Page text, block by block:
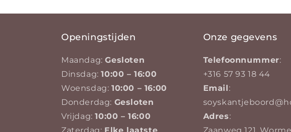
Openingstijden
Maandag:Gesloten
Dinsdag:10:00 – 16:00
Woensdag: 10:00 – 16:00
Donderdag: Gesloten
Vrijdag:10:00 – 16:00
Onze gegevens
Telefoonnummer:
+316 57 93 18 44
Email:
Adres: